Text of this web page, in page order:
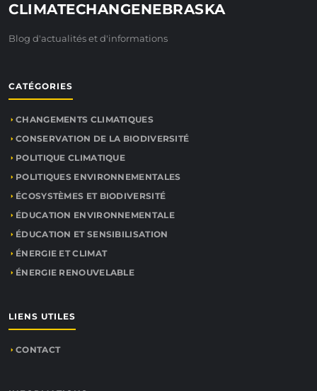
CLIMATECHANGENEBRASKA
Blog d'actualités et d'informations
CATÉGORIES
CHANGEMENTS CLIMATIQUES
CONSERVATION DE LA BIODIVERSITÉ
POLITIQUE CLIMATIQUE
POLITIQUES ENVIRONNEMENTALES
ÉCOSYSTÈMES ET BIODIVERSITÉ
ÉDUCATION ENVIRONNEMENTALE
ÉDUCATION ET SENSIBILISATION
ÉNERGIE ET CLIMAT
ÉNERGIE RENOUVELABLE
LIENS UTILES
CONTACT